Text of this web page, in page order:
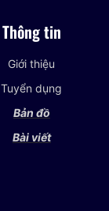
Thông tin
Giới thiệu
Tuyển dụng
Bản đồ
Bài viết